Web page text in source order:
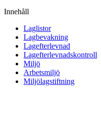
Innehåll
Laglistor
Lagbevakning
Lagefterlevnad
Lagefterlevnadskontroll
Miljö
Arbetsmiljö
Miljölagstiftning